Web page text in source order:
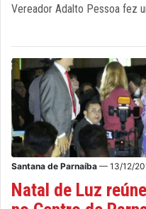
Vereador Adalto Pessoa fez
Santana de Parnaíba — 13/12/
Natal de Luz